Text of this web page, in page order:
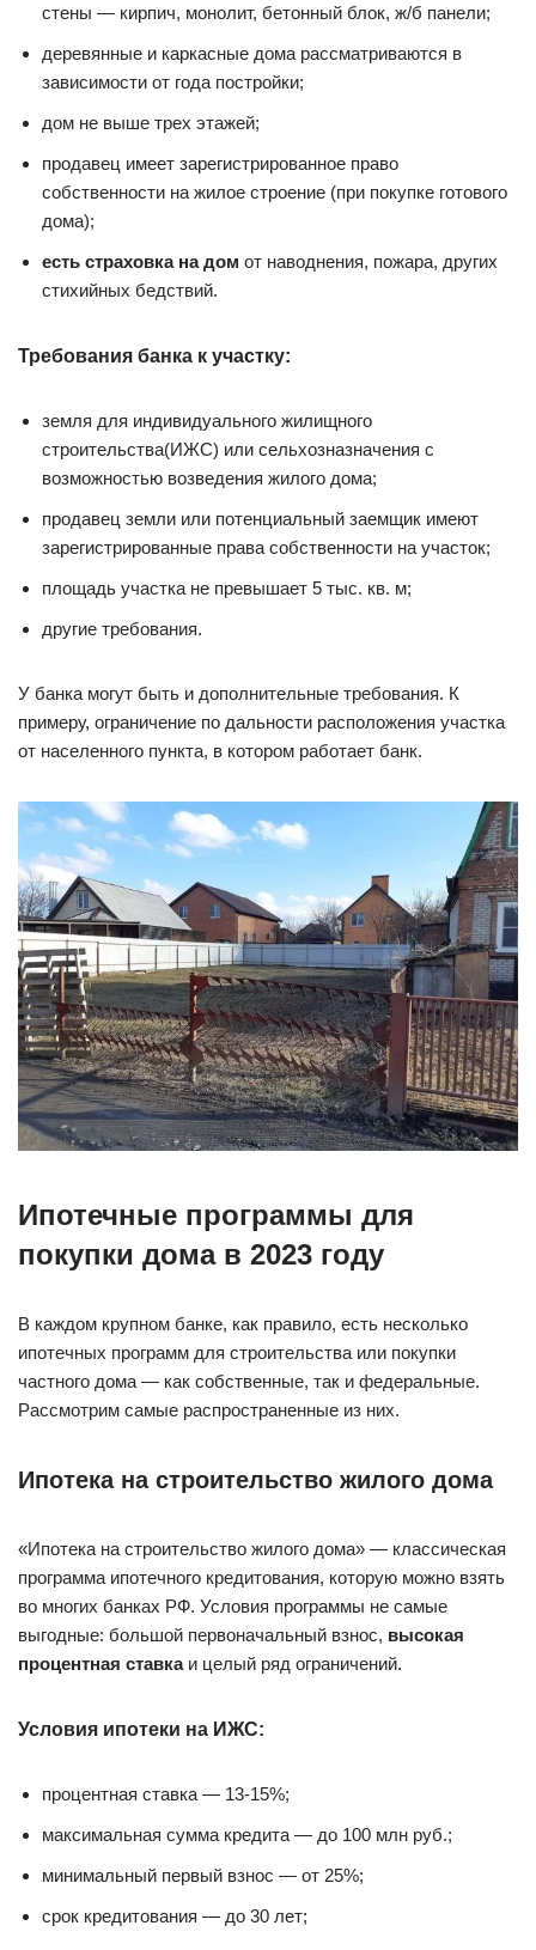
стены — кирпич, монолит, бетонный блок, ж/б панели;
деревянные и каркасные дома рассматриваются в
зависимости от года постройки;
дом не выше трех этажей;
продавец имеет зарегистрированное право
собственности на жилое строение (при покупке готового
дома);
есть страховка на дом от наводнения, пожара, других
стихийных бедствий.
Требования банка к участку:
земля для индивидуального жилищного
строительства(ИЖС) или сельхозназначения с
возможностью возведения жилого дома;
продавец земли или потенциальный заемщик имеют
зарегистрированные права собственности на участок;
площадь участка не превышает 5 тыс. кв. м;
другие требования.
У банка могут быть и дополнительные требования. К
примеру, ограничение по дальности расположения участка
от населенного пункта, в котором работает банк.
Ипотечные программы для
покупки дома в 2023 году
В каждом крупном банке, как правило, есть несколько
ипотечных программ для строительства или покупки
частного дома — как собственные, так и федеральные.
Рассмотрим самые распространенные из них.
Ипотека на строительство жилого дома
«Ипотека на строительство жилого дома» — классическая
программа ипотечного кредитования, которую можно взять
во многих банках РФ. Условия программы не самые
выгодные: большой первоначальный взнос, высокая
процентная ставкаи целый ряд ограничений.
Условия ипотеки на ИЖС:
процентная ставка — 13-15%;
максимальная сумма кредита — до 100 млн руб.;
минимальный первый взнос — от 25%;
срок кредитования — до 30 лет;